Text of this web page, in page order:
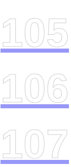
105
106
107